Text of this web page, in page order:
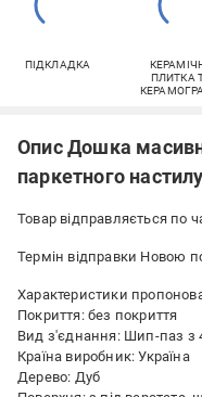
ПІДКЛАДКА
ПЛИТКА
Опис Дошка
паркетного
Товар відправляється по
Термін відправки Новою
Характеристики
Покриття: без покриття
Вид з'єднання: Шип-паз з
Країна виробник: Україна
Дерево: Дуб